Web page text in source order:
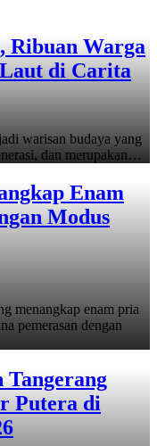
Ribuan Warga
di Carita
warisan budaya yang
dan merupakan…
Enam
Modus
menangkap enam pria
pemerasan dengan
Tangerang
Putera di